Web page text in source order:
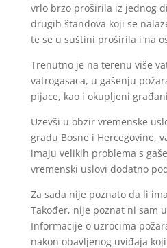
vrlo brzo proširila iz jednog
drugih štandova koji se
te se u suštini proširila i na
Trenutno je na terenu više
vatrogasaca, u gašenju
pijace, kao i okupljeni
Uzevši u obzir vremenske
gradu Bosne i Hercegovine,
imaju velikih problema s
vremenski uslovi dodatno
Za sada nije poznato da li
Također, nije poznat ni sam
Informacije o uzrocima
nakon obavljenog uviđaja